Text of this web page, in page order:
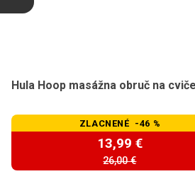
Hula Hoop masážna obruč na
ZLACNENÉ -46 %
13,99 €
26,00 €